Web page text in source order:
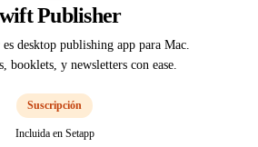
Publisher
desktop publishing app para Mac.
booklets, y newsletters con ease.
Suscripción
Incluida en Setapp